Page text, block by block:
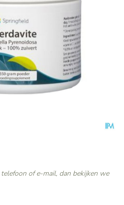
of e-mail, dan bekijken we